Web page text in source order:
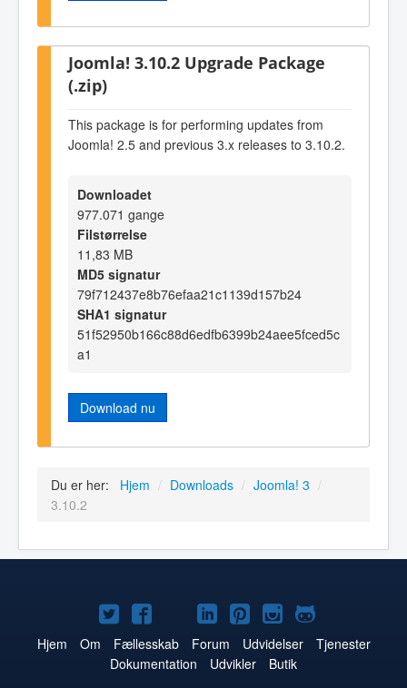
Joomla! 3.10.2 Upgrade Package
(.zip)
This package is for performing updates from
Joomla! 2.5 and previous 3.x releases to 3.10.2.
Downloadet
977.071 gange
Filstørrelse
11,83 MB
MD5 signatur
79f712437e8b76efaa21c1139d157b24
SHA1 signatur
51f52950b166c88d6edfb6399b24aee5fced5c
a1
Download nu
Du er her: Hjem / Downloads / Joomla! 3 /
3.10.2
Joomla!
på
Twitter
Joomla!
på
Facebook
Joomla!
på
YouTube
Joomla!
på
LinkedIn
Joomla!
på
Pinterest
Joomla!
på
Instagram
Joomla!
på
Hjem Om Fællesskab Forum Udvidelser
Tjenester
Dokumentation
Udvikler
Butik